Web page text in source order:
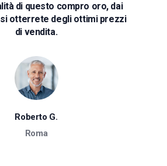
di questo compro oro, dai
otterrete degli ottimi prezzi
di vendita.
Roberto G.
Roma